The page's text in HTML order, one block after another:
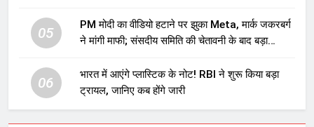
05
PM मोदी का वीडियो हटाने पर झुका Meta, मार्क जकरबर्ग
ने मांगी माफी; संसदीय समिति की चेतावनी के बाद बड़ा
06
भारत में आएंगे प्लास्टिक के नोट! RBI ने शुरू किया बड़ा
ट्रायल, जानिए कब होंगे जारी